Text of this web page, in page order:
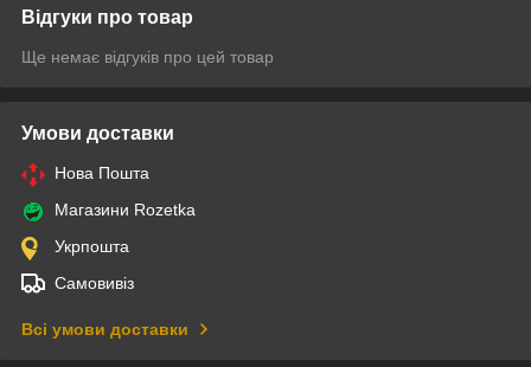
Відгуки про товар
Ще немає відгуків про цей товар
Умови доставки
Нова Пошта
Магазини Rozetka
Укрпошта
Самовивіз
Всі умови доставки